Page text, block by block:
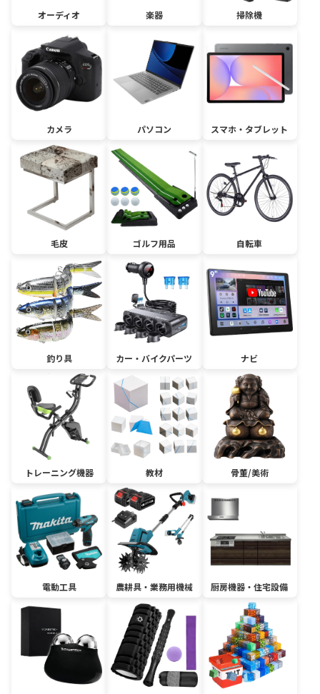
オーディオ 楽器 掃除機
カメラ パソコン スマホ・タブレット
毛皮 ゴルフ用品 自転車
釣り具 カー・バイクパーツ ナビ
トレーニング機器 教材 骨董/美術
電動工具 農耕具・業務用機械 厨房機器・住宅設備